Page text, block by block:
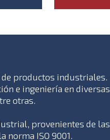
de productos industriales.
e ingeniería en diversas
otras.
provenientes de las
norma ISO 9001.